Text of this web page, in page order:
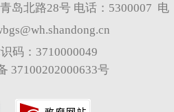
岛北路28号 电话：5300007 电
码：3710000049
37100202000633号